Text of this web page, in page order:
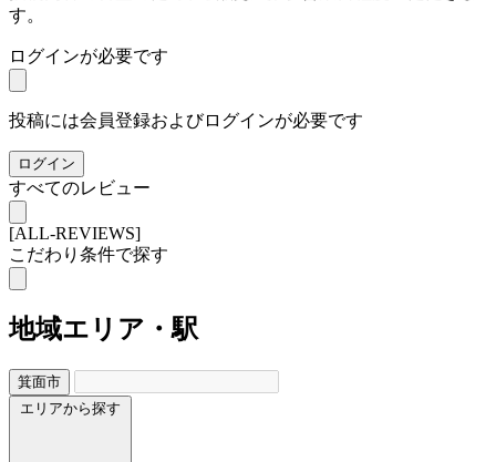
す。
ログインが必要です
投稿には会員登録およびログインが必要です
ログイン
すべてのレビュー
[ALL-REVIEWS]
こだわり条件で探す
地域エリア・駅
箕面市
エリアから探す